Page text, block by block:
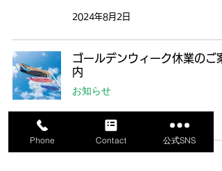
2024年8月2日
ゴールデンウィーク休業のご案
内
お知らせ
Phone Contact 公式SNS